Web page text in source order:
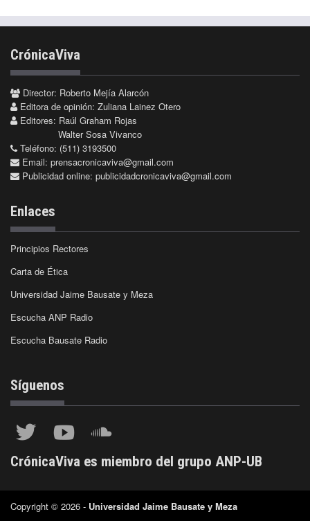
CrónicaViva
Director: Roberto Mejía Alarcón
Editora de opinión: Zuliana Lainez Otero
Editores: Raúl Graham Rojas
Walter Sosa Vivanco
Teléfono: (511) 3193500
Email: prensacronicaviva@gmail.com
Publicidad online: publicidadcronicaviva@gmail.com
Enlaces
Principios Rectores
Carta de Ética
Universidad Jaime Bausate y Meza
Escucha ANP Radio
Escucha Bausate Radio
Síguenos
CrónicaViva es miembro del grupo ANP-UB
Copyright © 2026 - Universidad Jaime Bausate y Meza